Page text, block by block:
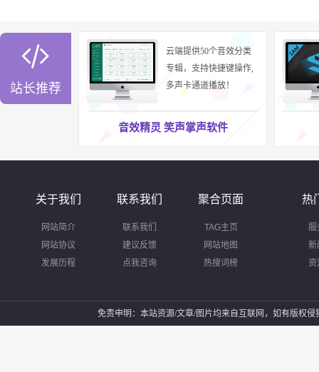

站长推荐
云端提供50个音效分类
专辑，支持快捷键操作,
多声卡通道播放！
音效精灵 笑声掌声软件
关于我们
网站简介
网站协议
发展历程
联系我们
联系我们
建议反馈
点我咨询
聚合页面
TAG主页
网站地图
热搜词榜
热
新
资
免责申明：本站资源/文章/图片均来自互联网，如有版权